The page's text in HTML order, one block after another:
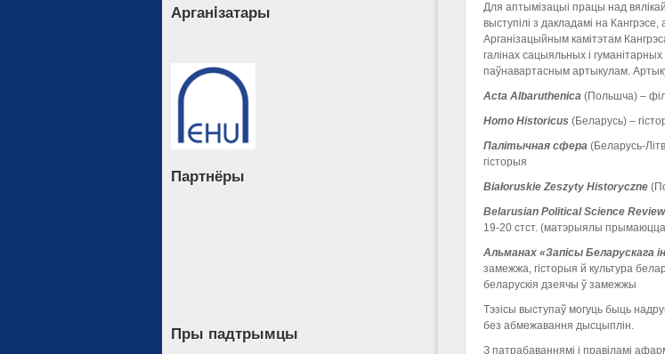
Арганiзатары
Партнёры
Пры падтрымцы
Для аптымізацыі працы над
выступілі з дакладамі на
Арганізацыйным камітэтам
галінах сацыяльных і
паўнавартасным артыкулам.
Acta Albaruthenica (Польшча) –
Homo Historicus (Беларусь) –
Палітычная сфера (Беларусь-
гісторыя
Białoruskie Zeszyty Historyczne
Belarusian Political Science Review
19-20 стст. (матэрыялы прымаюцца
Альманах «Запісы
замежжа, гісторыя й культура
беларускія дзеячы ў замежжы
Тэзісы выступаў могуць быць
без абмежавання дысцыплін.
З патрабаваннямі і правіламі